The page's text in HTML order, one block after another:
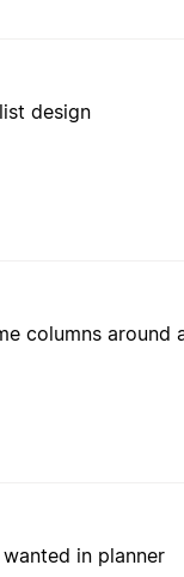
design
columns around
in planner